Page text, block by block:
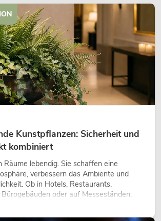
Kunstpflanzen: Sicherheit und
kombiniert
Räume lebendig. Sie schaffen eine
verbessern das Ambiente und
Ob in Hotels, Restaurants,
oder auf Messeständen:
gehört heute längst zum